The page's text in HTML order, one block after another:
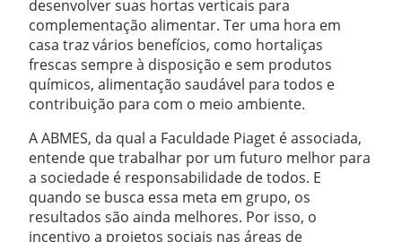
desenvolver suas hortas verticais para
complementação alimentar. Ter uma hora em
casa traz vários benefícios, como hortaliças
frescas sempre à disposição e sem produtos
químicos, alimentação saudável para todos e
contribuição para com o meio ambiente.
A ABMES, da qual a Faculdade Piaget é associada,
entende que trabalhar por um futuro melhor para
a sociedade é responsabilidade de todos. E
quando se busca essa meta em grupo, os
resultados são ainda melhores. Por isso, o
incentivo a projetos sociais nas áreas de